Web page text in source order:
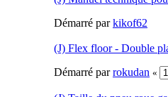
Démarré parkikof62
(J) Flex floor - Double
Démarré parrokudan «